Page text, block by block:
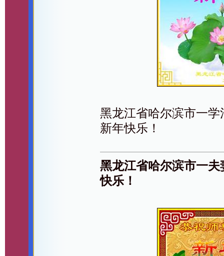
黑龙江省哈尔滨市一
新年快乐！
黑龙江省哈尔滨市一
快乐！